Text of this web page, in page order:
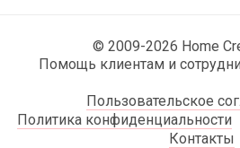
© 2009-2026 Home
Помощь клиентам и
Пользовательское
Политика конфиденциальности
Контакты